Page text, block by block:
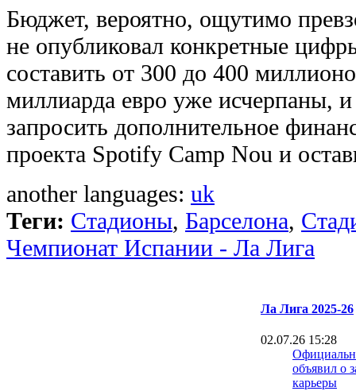
Бюджет, вероятно, ощутимо
не опубликовал конкретные
составить от 300 до 400
миллиарда евро уже исчерпаны, и
запросить дополнительное
проекта Spotify Camp Nou и
another languages: uk
Теги: Стадионы, Барселона,
Чемпионат Испании - Ла Лига
Ла Лига 2025-26
02.07.26 15:28
объявил о
карьеры